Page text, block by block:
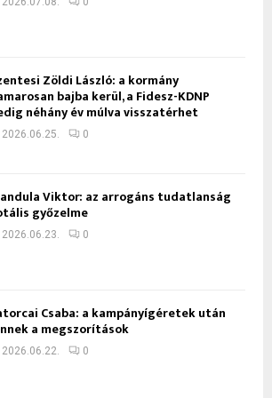
Zöldi László: a kormány
bajba kerül, a Fidesz-KDNP
néhány év múlva visszatérhet
2026.06.25. 0
Viktor: az arrogáns tudatlanság
győzelme
2026.06.23. 0
Csaba: a kampányígéretek után
a megszorítások
2026.06.22. 0